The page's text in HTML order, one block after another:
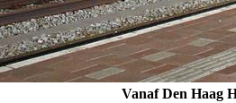
Vanaf Den Haag